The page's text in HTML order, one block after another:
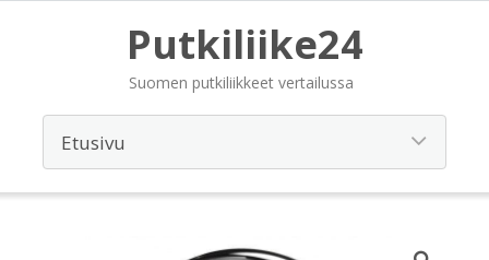
Putkiliike24
Suomen putkiliikkeet vertailussa